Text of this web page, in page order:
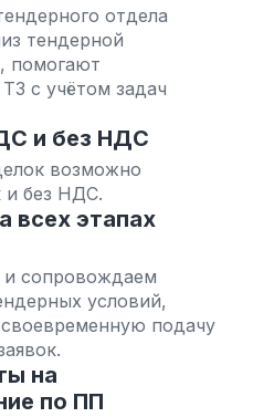
отдела
тендерной
помогают
с учётом задач
и без НДС
возможно
и без НДС.
всех этапах
и сопровождаем
условий,
подачу
на
по ПП